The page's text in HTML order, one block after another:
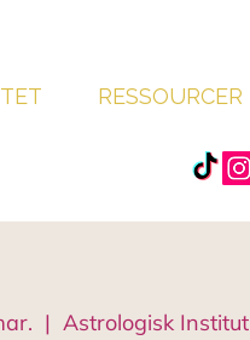
RESSOURCER
  |
Astrologisk Institut